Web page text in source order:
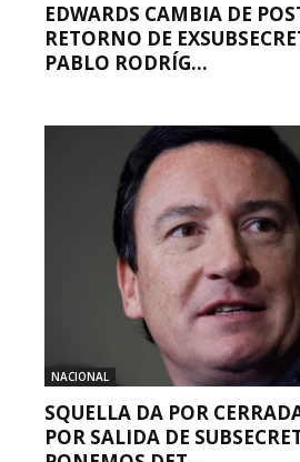
EDWARDS CAMBIA DE
RETORNO DE
PABLO RODRÍG...
NACIONAL
SQUELLA DA POR
POR SALIDA DE